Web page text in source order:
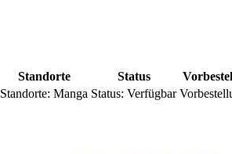
Standorte Status
Standorte: Manga Status: Verfügbar